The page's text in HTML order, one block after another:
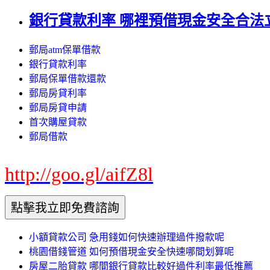
銀行貸款利率 哪裡預借現金安全合法
郵局atm保單借款
銀行貸款利率
郵局保單借款還款
郵局房貸利率
郵局房貸申請
首次購屋貸款
郵局借款
http://goo.gl/aifZ8l
小額貸款公司 急用錢如何快速辦理過件撥款呢
桃園借錢管道 如何預借現金安全快速哪間划算呢
房屋二胎貸款 哪間銀行貸款比較好過件利率最低推薦